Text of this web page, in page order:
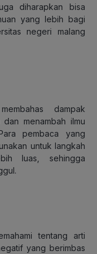
diharapkan bisa
yang lebih bagi
negeri malang
dampak
menambah ilmu
pembaca yang
untuk langkah
luas, sehingga
tentang arti
yang berimbas